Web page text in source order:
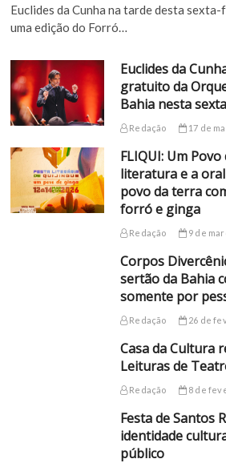
Euclides da Cunha na tarde desta
uma edição do Forró…
Euclides da
gratuito da
Bahia nesta
Redação 17 de
FLIQUI: Um
literatura e a
povo da terra
forró e ginga
Redação 9 de
Corpos
sertão da Bahia
somente por
Redação 26 de
Casa da Cultura
Leituras de
Redação 8 de
Festa de Santos
identidade
público